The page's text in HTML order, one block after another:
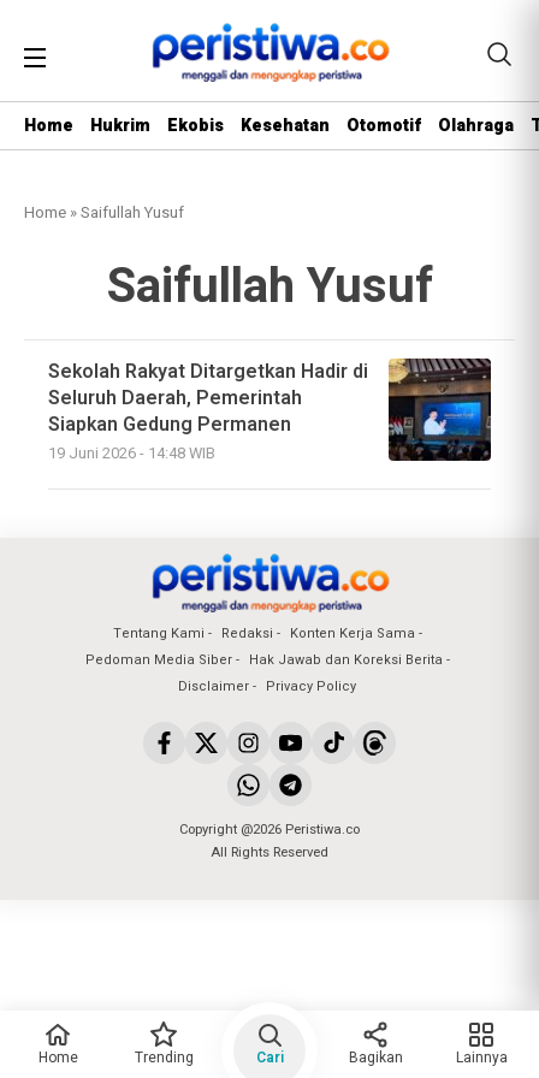
Home Hukrim Ekobis Kesehatan Otomotif Olahraga
Home »Saifullah Yusuf
Saifullah Yusuf
Sekolah Rakyat Ditargetkan Hadir di
Seluruh Daerah, Pemerintah
Siapkan Gedung Permanen
19 Juni 2026 - 14:48 WIB
Tentang Kami Redaksi
Konten Kerja Sama
Pedoman Media Siber
Hak Jawab dan Koreksi Berita
Disclaimer
Privacy Policy
Copyright @2026 Peristiwa.co
All Rights Reserved
Home Trending Cari Bagikan Lainnya